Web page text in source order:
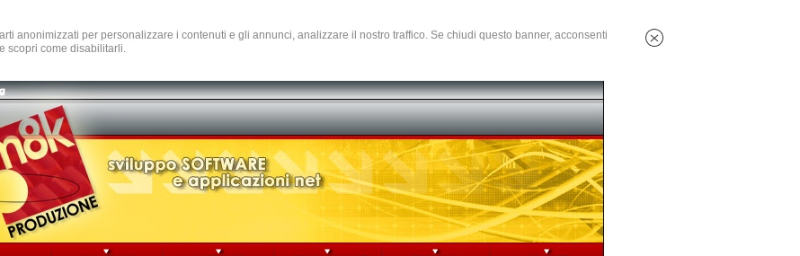
anonimizzati per personalizzare i contenuti e gli annunci, analizzare il nostro traffico. Se chiudi questo banner, acconsenti
e scopri come disabilitarli.